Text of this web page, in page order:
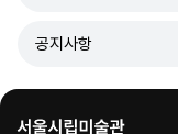
공지사항